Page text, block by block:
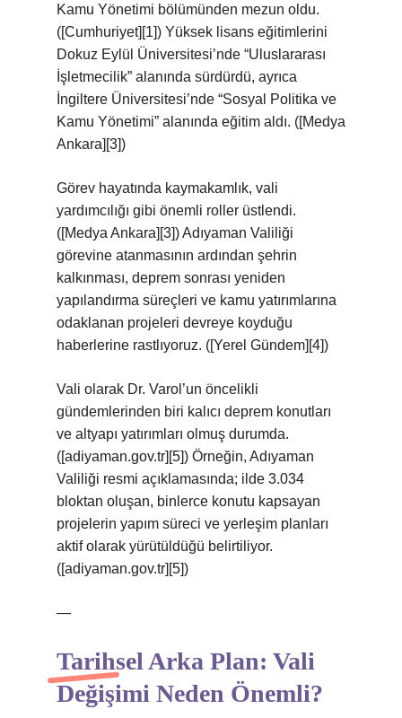
Kamu Yönetimi bölümünden mezun oldu.
([Cumhuriyet][1]) Yüksek lisans eğitimlerini
Dokuz Eylül Üniversitesi’nde “Uluslararası
İşletmecilik” alanında sürdürdü, ayrıca
İngiltere Üniversitesi’nde “Sosyal Politika ve
Kamu Yönetimi” alanında eğitim aldı. ([Medya
Ankara][3])
Görev hayatında kaymakamlık, vali
yardımcılığı gibi önemli roller üstlendi.
([Medya Ankara][3]) Adıyaman Valiliği
görevine atanmasının ardından şehrin
kalkınması, deprem sonrası yeniden
yapılandırma süreçleri ve kamu yatırımlarına
odaklanan projeleri devreye koyduğu
haberlerine rastlıyoruz. ([Yerel Gündem][4])
Vali olarak Dr. Varol’un öncelikli
gündemlerinden biri kalıcı deprem konutları
ve altyapı yatırımları olmuş durumda.
([adiyaman.gov.tr][5]) Örneğin, Adıyaman
Valiliği resmi açıklamasında; ilde 3.034
bloktan oluşan, binlerce konutu kapsayan
projelerin yapım süreci ve yerleşim planları
aktif olarak yürütüldüğü belirtiliyor.
([adiyaman.gov.tr][5])
—
Tarihsel Arka Plan: Vali
Değişimi Neden Önemli?